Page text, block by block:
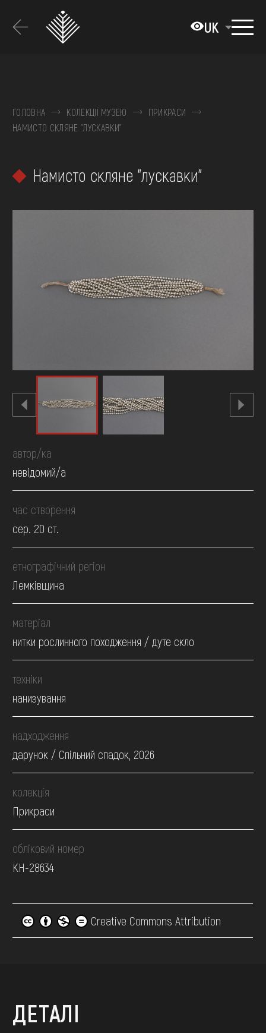
основного
UK
КОЛЕКЦІЇ
ВИСТАВКИ ТА ПОДІЇ
ВІДВІДАТИ
НАВЧИТИСЯ
ОНЛАЙН-КРАМНИЦЯ
ГОЛОВНА КОЛЕКЦІЇ МУЗЕЮ
ПРИКРАСИ
НАМИСТО СКЛЯНЕ "ЛУСКАВКИ"
Намисто скляне "лускавки"
автор/ка
невідомий/а
час створення
сер. 20 ст.
етнографічний регіон
Лемківщина
матеріал
нитки рослинного походження / дуте скло
техніки
нанизування
надходження
дарунок / Спільний спадок, 2026
колекція
Прикраси
обліковий номер
КН-28634
Creative Commons Attribution
ДЕТАЛІ